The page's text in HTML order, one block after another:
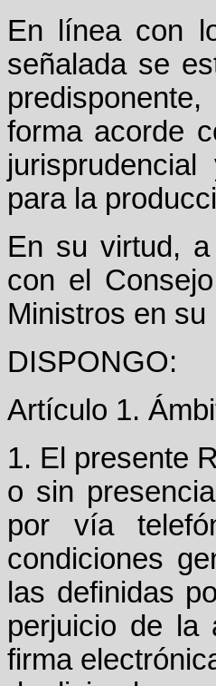
En línea con
señalada se
forma acorde
para la
En su virtud,
con el
Ministros en
DISPONGO:
Artículo 1.
1. El presente
o sin
por vía
condiciones
las definidas
perjuicio de la
firma